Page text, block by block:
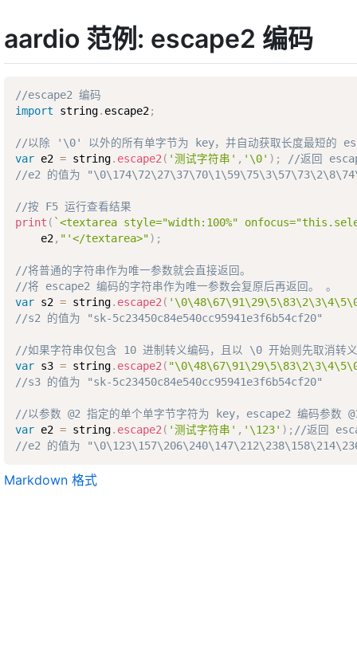
aardio 范例: escape2 编码
//escape2 编码
import string. escape2;
//以除 '\0' 以外的所有单字节为 key，并自动获取长度最短的
var e2 = string. escape2 ( '测试字符串' , '\0' ) ;
//返回
//e2 的值为
//按 F5 运行查看结果
print ( `<textarea style="width:100%"
    e2
, "'</textarea>") ;
//将普通的字符串作为唯一参数就会直接返回。
//将 escape2 编码的字符串作为唯一参数会复原后再返回。 。
var s2 = string. escape2 (
//s2 的值为 "sk-5c23450c84e540cc95941e3f6b54cf20"
//如果字符串仅包含 10 进制转义编码，且以 \0 开始则先取消转
var s3 = string. escape2 (
//s3 的值为 "sk-5c23450c84e540cc95941e3f6b54cf20"
//以参数 @2 指定的单个单字节字符为 key，escape2 编码参数
var e2 = string. escape2 ( '测试字符串' , '\123' ) ; //返回
//e2 的值为
Markdown 格式